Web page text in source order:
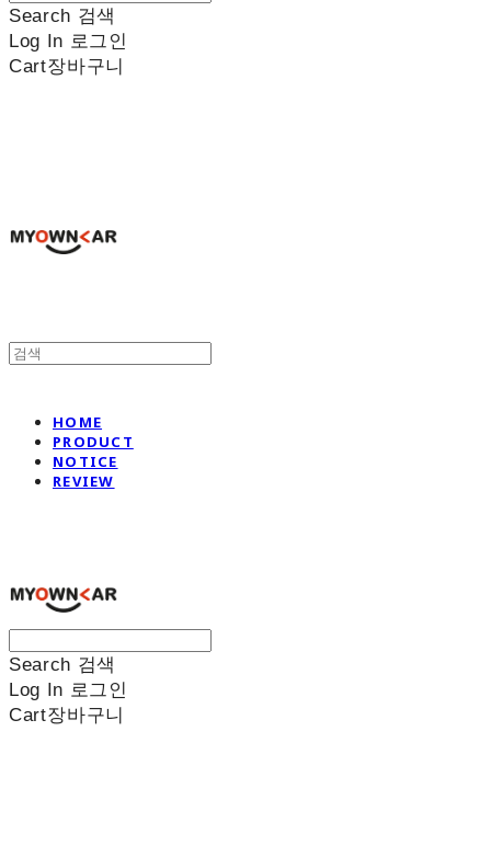
Search 검색
Log In 로그인
Cart장바구니
HOME
PRODUCT
NOTICE
REVIEW
Search 검색
Log In 로그인
Cart장바구니